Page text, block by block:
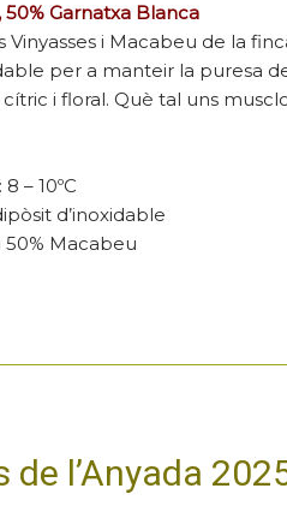
Garnatxa Blanca
i Macabeu de la
per a manteir la puresa
i floral. Què tal uns
– 10ºC
d’inoxidable
50% Macabeu
de l’Anyada